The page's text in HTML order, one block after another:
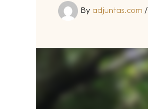
By adjuntas.com /